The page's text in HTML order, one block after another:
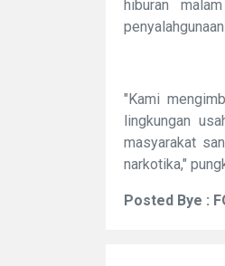
hiburan
"Kami
lingkungan
masyarakat
narkotika,"
Posted Bye :